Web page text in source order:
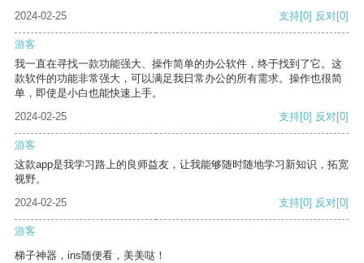
2024-02-25
支持[0] 反对[0]
游客
我一直在寻找一款功能强大、操作简单的办公软件，终于找到了它。这
款软件的功能非常强大，可以满足我日常办公的所有需求。操作也很简
单，即使是小白也能快速上手。
2024-02-25
支持[0] 反对[0]
游客
这款app是我学习路上的良师益友，让我能够随时随地学习新知识，拓宽
视野。
2024-02-25
支持[0] 反对[0]
游客
梯子神器，ins随便看，美美哒！